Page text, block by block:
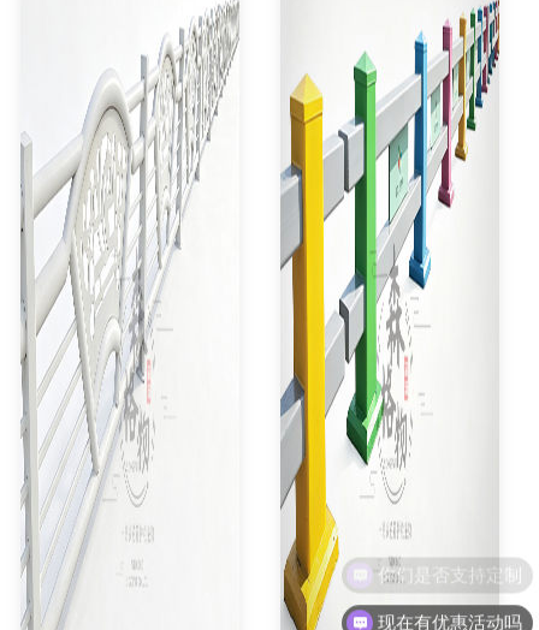
现在有优惠活动吗